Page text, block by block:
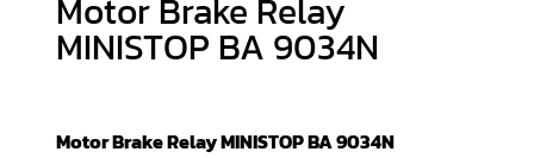
Motor Brake Relay
MINISTOP BA 9034N
Motor Brake Relay MINISTOP BA 9034N